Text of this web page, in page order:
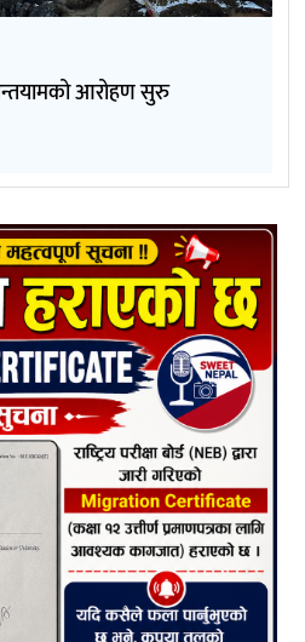
आरोहण सुरु